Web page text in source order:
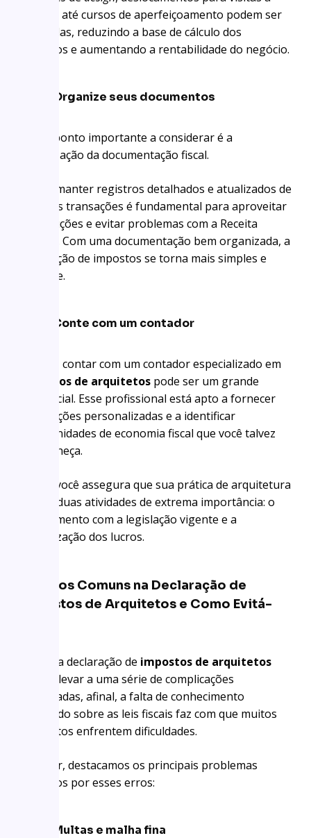
obras e até cursos de aperfeiçoamento podem ser
deduzidas, reduzindo a base de cálculo dos
impostos e aumentando a rentabilidade do negócio.
Organize seus documentos
Outro ponto importante a considerar é a
organização da documentação fiscal.
Assim, manter registros detalhados e atualizados de
todas as transações é fundamental para aproveitar
as deduções e evitar problemas com a Receita
Federal. Com uma documentação bem organizada, a
declaração de impostos se torna mais simples e
eficiente.
Conte com um contador
Por fim, contar com um contador especializado em
impostos de arquitetos pode ser um grande
diferencial. Esse profissional está apto a fornecer
orientações personalizadas e a identificar
oportunidades de economia fiscal que você talvez
desconheça.
Assim, você assegura que sua prática de arquitetura
realize duas atividades de extrema importância: o
cumprimento com a legislação vigente e a
maximização dos lucros.
Os Erros Comuns na Declaração de
Impostos de Arquitetos e Como Evitá-
Erros na declaração de impostos de arquitetos
podem levar a uma série de complicações
indesejadas, afinal, a falta de conhecimento
adequado sobre as leis fiscais faz com que muitos
arquitetos enfrentem dificuldades.
A seguir, destacamos os principais problemas
causados por esses erros:
Multas e malha fina